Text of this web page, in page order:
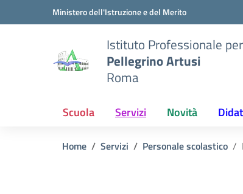
Vai ai contenuti
Vai al menu di navigazioneMinistero dell'Istruzione e del Merito
Istituto Professionale
Pellegrino Artusi
Roma
Scuola Servizi Novità
Home Servizi Personale scolastico